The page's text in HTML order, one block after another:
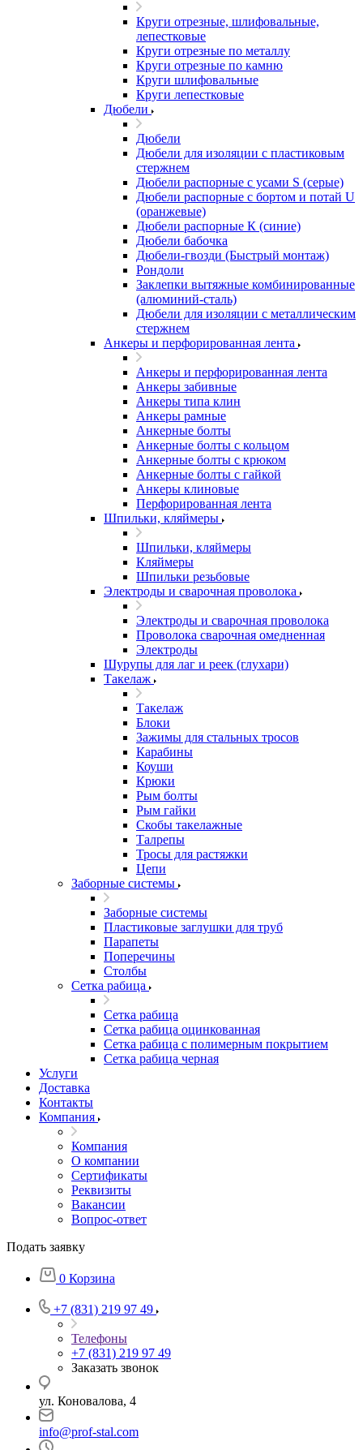
Круги отрезные, шлифовальные,
лепестковые
Круги отрезные по металлу
Круги отрезные по камню
Круги шлифовальные
Круги лепестковые
Дюбели
Дюбели
Дюбели для изоляции с пластиковым
стержнем
Дюбели распорные с усами S (серые)
Дюбели распорные c бортом и потай U
(оранжевые)
Дюбели распорные К (синие)
Дюбели бабочка
Дюбели-гвозди (Быстрый монтаж)
Рондоли
Заклепки вытяжные комбинированные
(алюминий-сталь)
Дюбели для изоляции с металлическим
стержнем
Анкеры и перфорированная лента
Анкеры и перфорированная лента
Анкеры забивные
Анкеры типа клин
Анкеры рамные
Анкерные болты
Анкерные болты с кольцом
Анкерные болты с крюком
Анкерные болты с гайкой
Анкеры клиновые
Перфорированная лента
Шпильки, кляймеры
Шпильки, кляймеры
Кляймеры
Шпильки резьбовые
Электроды и сварочная проволока
Электроды и сварочная проволока
Проволока сварочная омедненная
Электроды
Шурупы для лаг и реек (глухари)
Такелаж
Такелаж
Блоки
Зажимы для стальных тросов
Карабины
Коуши
Крюки
Рым болты
Рым гайки
Скобы такелажные
Талрепы
Тросы для растяжки
Цепи
Заборные системы
Заборные системы
Пластиковые заглушки для труб
Парапеты
Поперечины
Столбы
Сетка рабица
Сетка рабица
Сетка рабица оцинкованная
Сетка рабица с полимерным покрытием
Сетка рабица черная
Услуги
Доставка
Контакты
Компания
Компания
О компании
Сертификаты
Реквизиты
Вакансии
Вопрос-ответ
Подать заявку
0 Корзина
+7 (831) 219 97 49
Телефоны
+7 (831) 219 97 49
Заказать звонок
ул. Коновалова, 4
info@prof-stal.com